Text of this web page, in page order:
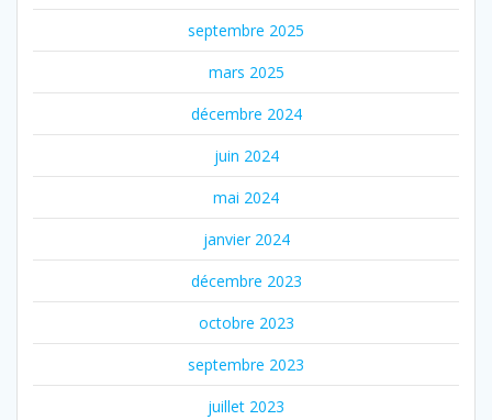
septembre 2025
mars 2025
décembre 2024
juin 2024
mai 2024
janvier 2024
décembre 2023
octobre 2023
septembre 2023
juillet 2023